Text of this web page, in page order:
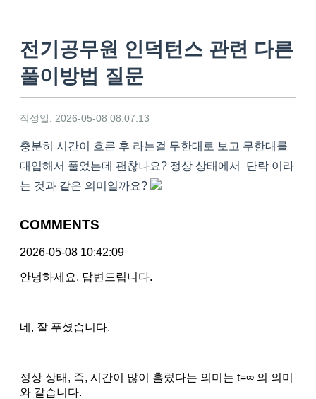
전기공무원 인덕턴스 관련 다른
풀이방법 질문
작성일: 2026-05-08 08:07:13
충분히 시간이 흐른 후 라는걸 무한대로 보고 무한대를
대입해서 풀었는데 괜찮나요? 정상 상태에서 단락 이라
는 것과 같은 의미일까요?
COMMENTS
2026-05-08 10:42:09
안녕하세요, 답변드립니다.
네, 잘 푸셨습니다.
정상 상태, 즉, 시간이 많이 흘렀다는 의미는 t=∞ 의 의미
와 같습니다.